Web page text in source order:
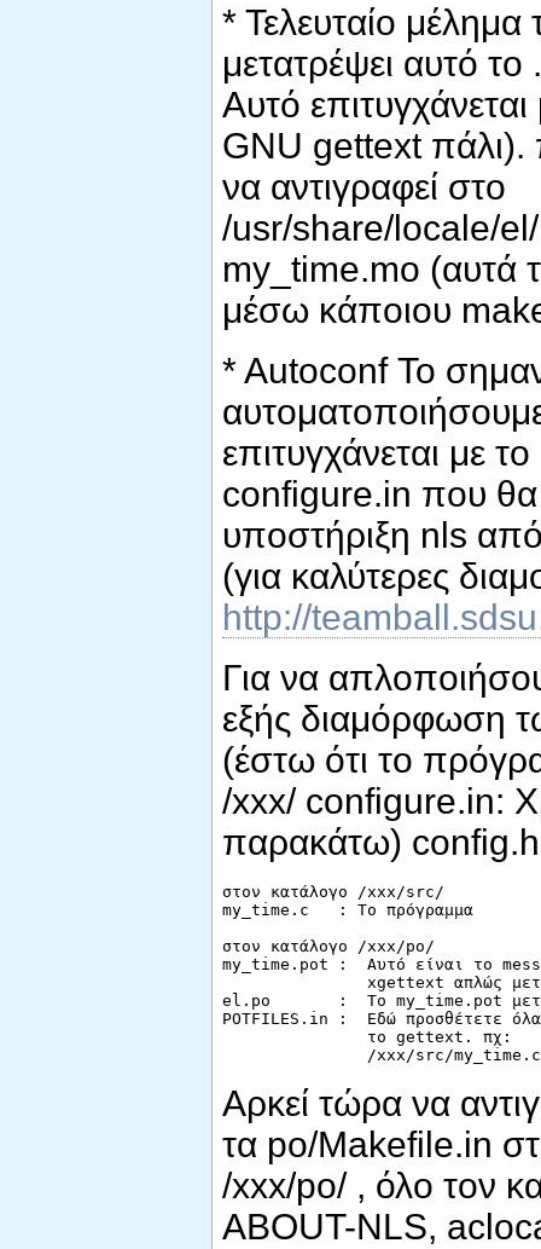
* Τελευταίο μέλημα
μετατρέψει αυτό
Αυτό
GNU gettext πάλι).
να αντιγραφεί στο
/usr/share/locale/
my_time.mo (αυτά
μέσω κάποιου
* Autoconf Το
επιτυγχάνεται με
configure.in που θα
υποστήριξη nls
(για καλύτερες
http://
Για να
εξής διαμόρφωση
(έστω ότι το
/xxx/ configure.in:
παρακάτω)
στον κατάλογο /xxx/src/
my_time.c   : Το πρόγραμμα
στον κατάλογο /xxx/po/
my_time.pot :  Αυτό είναι το
xgettext απλώς
el.po       :  Το my_time.pot
POTFILES.in :  Εδώ προσθέτετε
               το gettext. πχ:
Αρκεί τώρα να
τα po/Makefile.in
/xxx/po/ , όλο τον
ABOUT-NLS,